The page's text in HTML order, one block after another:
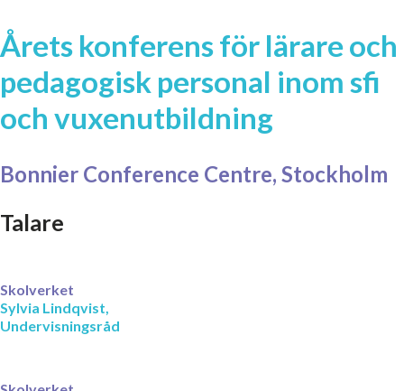
Årets konferens för lärare och
pedagogisk personal inom sfi
och vuxenutbildning
Bonnier Conference Centre, Stockholm
Talare
Skolverket
Sylvia Lindqvist,
Undervisningsråd